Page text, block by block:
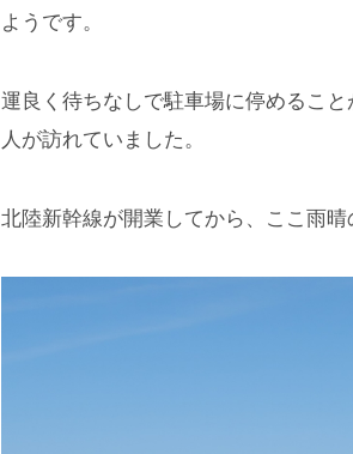
ようです。
運良く待ちなしで駐車場に停めるこ
人が訪れていました。
北陸新幹線が開業してから、ここ雨